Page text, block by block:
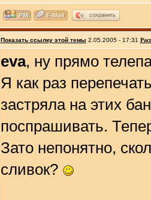
сохранить
Показать ссылку этой темы 2.05.2005 - 17:31
eva, ну прямо
Я как раз
застряла на этих
поспрашивать.
Зато непонятно,
сливок?